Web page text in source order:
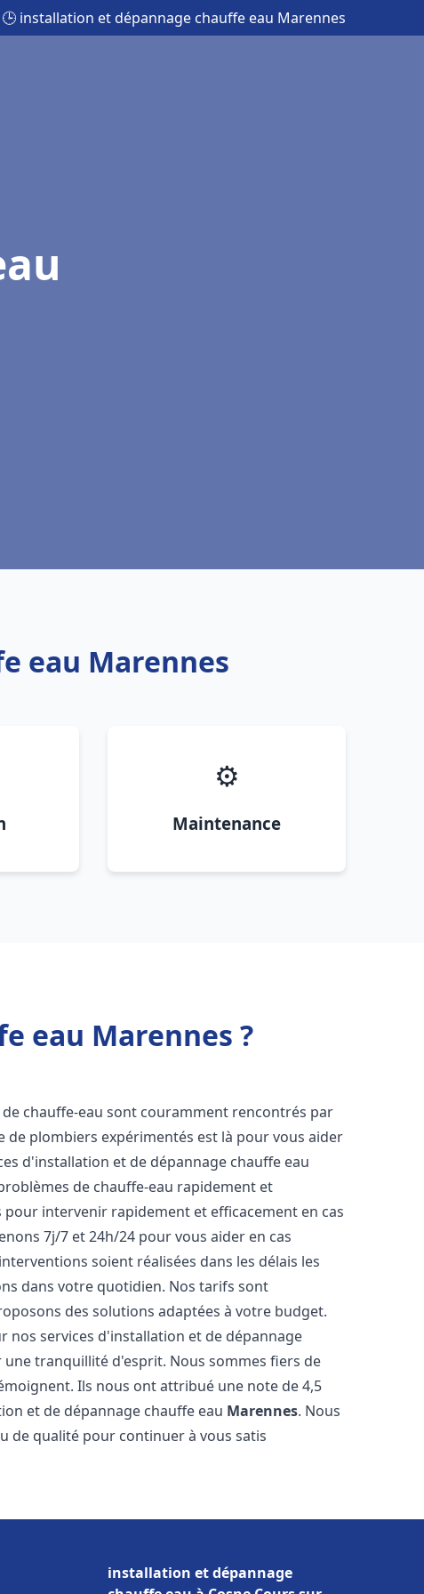
🕒 installation et dépannage chauffe eau Marennes
eau Marennes
⚙️
Maintenance
eau Marennes ?
de chauffe-eau sont couramment rencontrés par
plombiers expérimentés est là pour vous aider
d'installation et de dépannage chauffe eau
de chauffe-eau rapidement et
intervenir rapidement et efficacement en cas
7j/7 et 24h/24 pour vous aider en cas
soient réalisées dans les délais les
dans votre quotidien. Nos tarifs sont
des solutions adaptées à votre budget.
nos services d'installation et de dépannage
tranquillité d'esprit. Nous sommes fiers de
Ils nous ont attribué une note de 4,5
et de dépannage chauffe eau Marennes. Nous
de qualité pour continuer à vous satis
installation et dépannage